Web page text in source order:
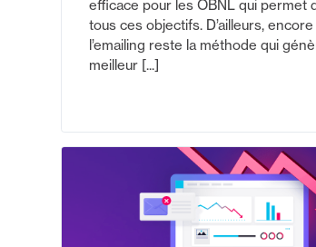
efficace pour les OBNL qui permet
tous ces objectifs. D’ailleurs, encore
l’emailing reste la méthode qui
meilleur [...]